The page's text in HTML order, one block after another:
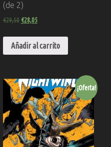
(de 2)
€29,50 €28,05
Añadir al carrito
¡Oferta!